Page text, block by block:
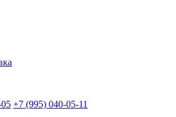
+7 (995) 040-05-11